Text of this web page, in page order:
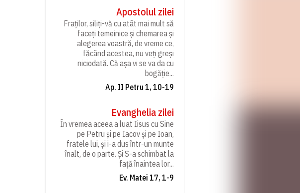
Apostolul zilei
Fraților, siliți-vă cu atât mai mult să
faceți temeinice și chemarea și
alegerea voastră, de vreme ce,
făcând acestea, nu veți greși
niciodată. Că așa vi se va da cu
bogăție...
Ap. II Petru 1, 10-19
Evanghelia zilei
În vremea aceea a luat Iisus cu Sine
pe Petru și pe Iacov și pe Ioan,
fratele lui, și i-a dus într-un munte
înalt, de o parte. Și S-a schimbat la
față înaintea lor...
Ev. Matei 17, 1-9